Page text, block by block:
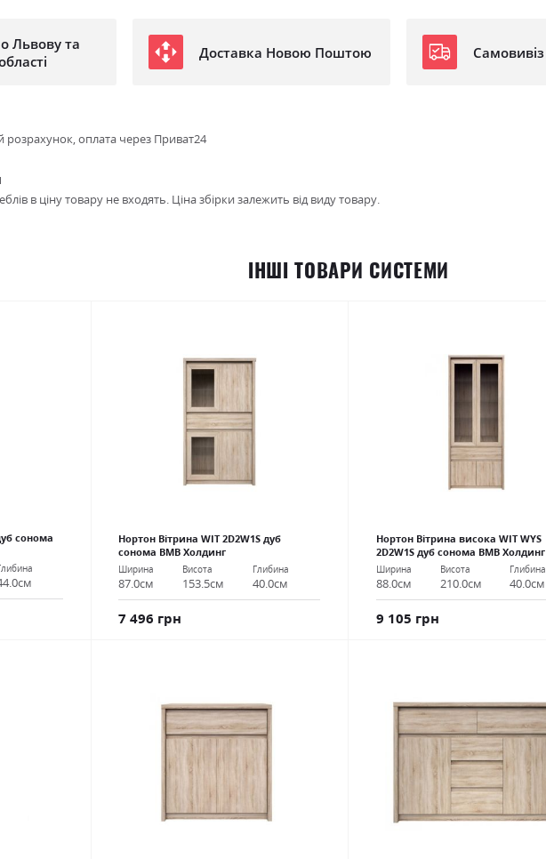
Львову та
Доставка Новою Поштою Самовивіз
розрахунок, оплата через Приват24
в ціну товару не входять. Ціна збірки залежить від виду товару.
ІНШІ ТОВАРИ СИСТЕМИ
сонома
Нортон Вітрина WIT 2D2W1S дуб
сонома ВМВ Холдинг
Ширина
87.0см
Висота
153.5см
Глибина
40.0см
7 496 грн
Нортон Вітрина висока WIT WYS
2D2W1S дуб сонома ВМВ Холдинг
Ширина
88.0см
Висота
210.0см
Глибина
40.0см
9 105 грн